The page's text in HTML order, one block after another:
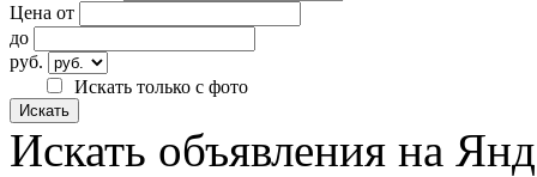
Цена от
до
руб.
Искать только с фото
Искать объявления на